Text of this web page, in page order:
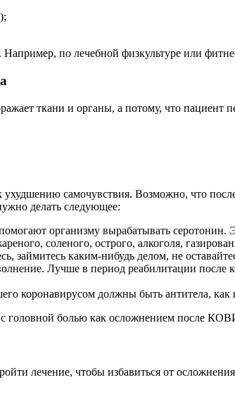
Например, по лечебной физкультуре или
ткани и органы, а потому, что пациент
самочувствия. Возможно, что
делать следующее:
организму вырабатывать
соленого, острого, алкоголя,
займитесь каким-нибудь делом, не
Лучше в период реабилитации после
коронавирусом должны быть антитела, как
с головной болью как осложнением после
лечение, чтобы избавиться от